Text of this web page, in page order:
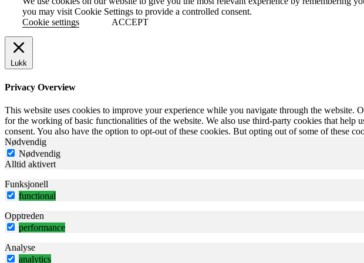
you may visit Cookie Settings to provide a controlled consent.
Cookie settings
ACCEPT
Lukk
Privacy Overview
This website uses cookies to improve your experience while you navigate through the website.
for the working of basic functionalities of the website. We also use third-party cookies that
consent. You also have the option to opt-out of these cookies. But opting out of some of these
Nødvendig
Nødvendig
Alltid aktivert
Funksjonell
functional
Opptreden
performance
Analyse
analytics